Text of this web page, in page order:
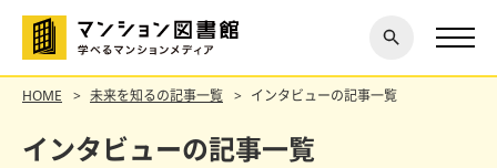
探す
閉じ
る
HOME 未来を知るの記事一覧 インタビューの記事一覧
インタビューの記事一覧